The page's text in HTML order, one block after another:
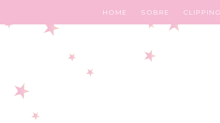
HOME SOBRE CLIPPING